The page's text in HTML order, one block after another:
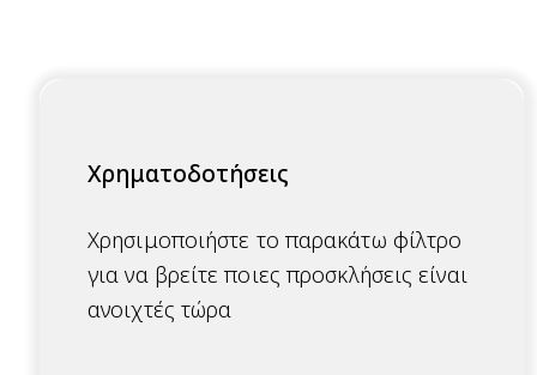
Χρηματοδοτήσεις
Χρησιμοποιήστε το παρακάτω φίλτρο
για να βρείτε ποιες προσκλήσεις είναι
ανοιχτές τώρα